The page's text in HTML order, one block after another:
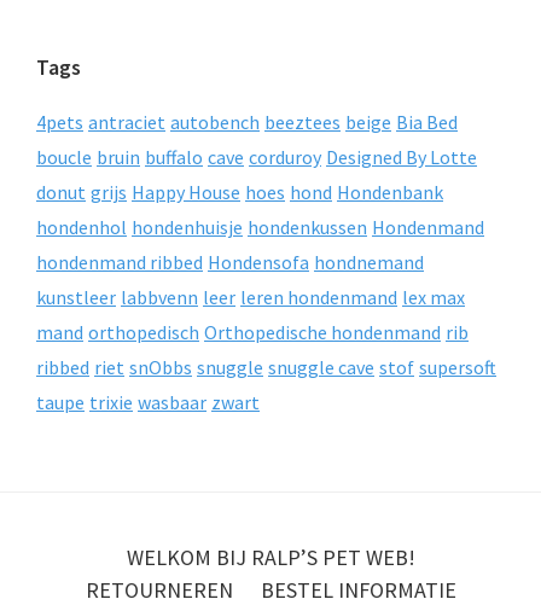
Tags
4pets antraciet autobench beeztees beige Bia Bed
boucle bruin buffalo cave corduroy Designed By Lotte
donut grijs Happy House hoes hond Hondenbank
hondenhol hondenhuisje hondenkussen Hondenmand
hondenmand ribbed Hondensofa hondnemand
kunstleer labbvenn leer leren hondenmand lex max
mand orthopedisch Orthopedische hondenmand rib
ribbed riet snObbs snuggle snuggle cave stof supersoft
taupe trixie wasbaar zwart
WELKOM BIJ RALP’S PET WEB!
RETOURNEREN
BESTEL INFORMATIE